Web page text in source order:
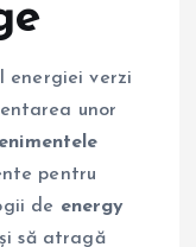
energiei verzi
unor
pentru
de energy
să atragă